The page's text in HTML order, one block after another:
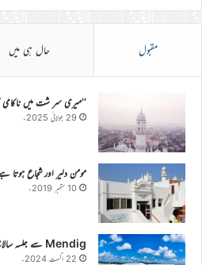
مقبول حال ہی میں
’’میری سر شت میں ناکامی
29 جولائی 2025ء
مومن دلیر اور شجاع ہوتا
10 ستمبر 2019ء
Mendig سے جلسہ سالانہ جرمنی کی تیاری کی ایک رپورٹ
22 اگست 2024ء